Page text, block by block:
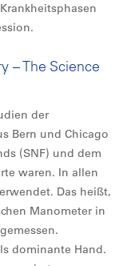
– The Science
der
Bern und Chicago
(SNF) und dem
waren. In allen
Das heißt,
Manometer in
dominante Hand.